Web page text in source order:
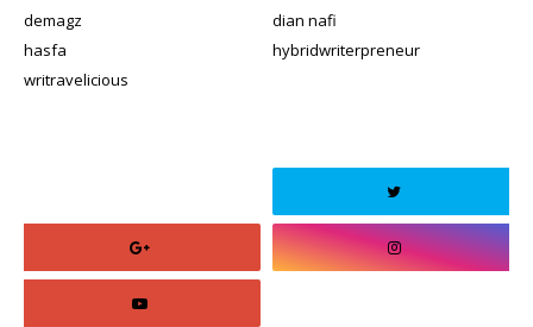
demagz
dian nafi
hasfa
hybridwriterpreneur
writravelicious